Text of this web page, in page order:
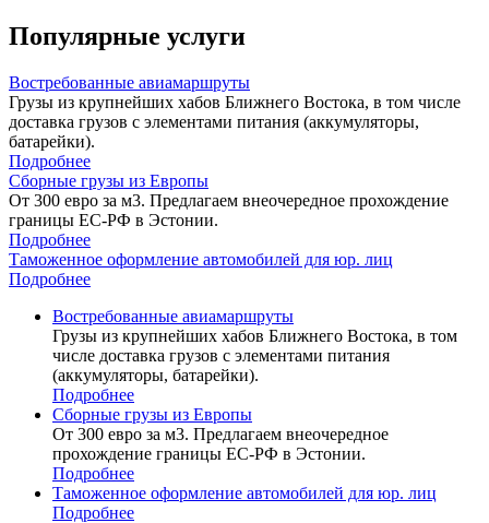
Популярные услуги
Востребованные авиамаршруты
Грузы из крупнейших хабов Ближнего Востока, в том числе
доставка грузов с элементами питания (аккумуляторы,
батарейки).
Подробнее
Сборные грузы из Европы
От 300 евро за м3. Предлагаем внеочередное прохождение
границы ЕС-РФ в Эстонии.
Подробнее
Таможенное оформление автомобилей для юр. лиц
Подробнее
Востребованные авиамаршруты
Грузы из крупнейших хабов Ближнего Востока, в том
числе доставка грузов с элементами питания
(аккумуляторы, батарейки).
Подробнее
Сборные грузы из Европы
От 300 евро за м3. Предлагаем внеочередное
прохождение границы ЕС-РФ в Эстонии.
Подробнее
Таможенное оформление автомобилей для юр. лиц
Подробнее